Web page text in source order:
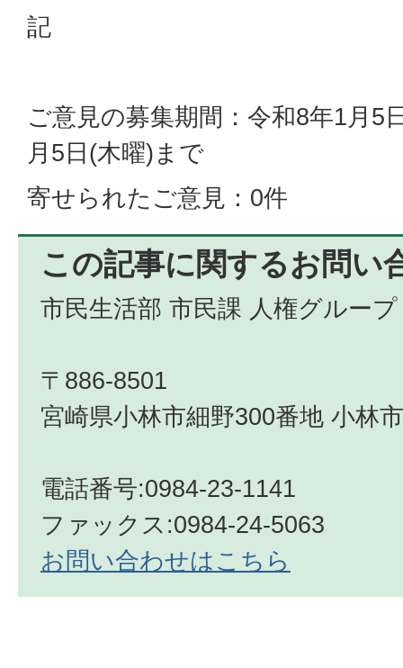
記
ご意見の募集期間：令和8年1月5
月5日(木曜)まで
寄せられたご意見：0件
この記事に関するお問い
市民生活部 市民課 人権グループ
〒886-8501
宮崎県小林市細野300番地 小林
電話番号:0984-23-1141
ファックス:0984-24-5063
お問い合わせはこちら